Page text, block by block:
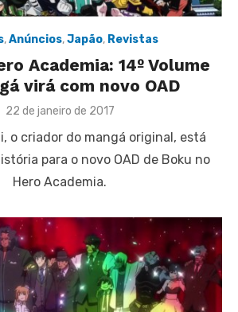
,Anúncios,Japão, Revistas
Academia: 14º Volume
virá com novo OAD
Posted
22 de janeiro de 2017
o criador do mangá original, está
para o novo OAD de Boku no
Hero Academia.